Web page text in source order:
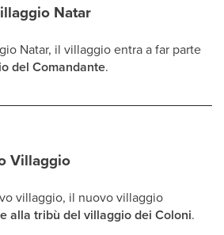
Natar
Natar, il villaggio entra a far parte
del Comandante.
Villaggio
villaggio, il nuovo villaggio
alla tribù del villaggio dei Coloni.